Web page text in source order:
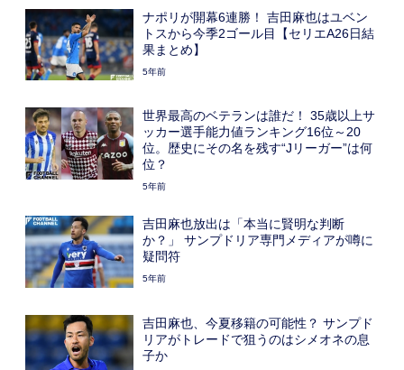
ナポリが開幕6連勝！ 吉田麻也はユベン
トスから今季2ゴール目【セリエA26日結
果まとめ】
5年前
世界最高のベテランは誰だ！ 35歳以上サ
ッカー選手能力値ランキング16位～20
位。歴史にその名を残す“Jリーガー”は何
位？
5年前
吉田麻也放出は「本当に賢明な判断
か？」 サンプドリア専門メディアが噂に
疑問符
5年前
吉田麻也、今夏移籍の可能性？ サンプド
リアがトレードで狙うのはシメオネの息
子か